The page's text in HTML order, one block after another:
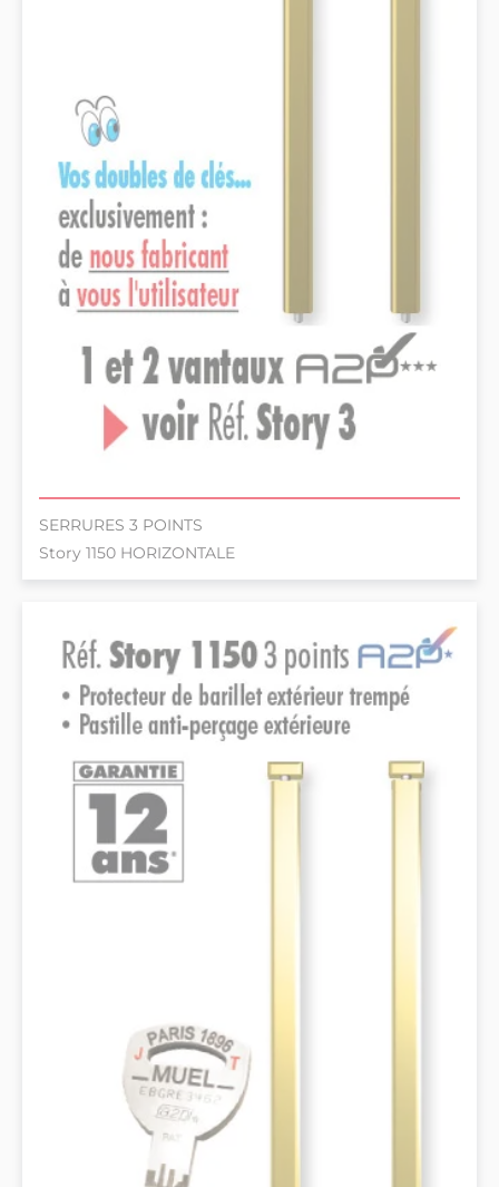
SERRURES 3 POINTS
Story 1150 HORIZONTALE